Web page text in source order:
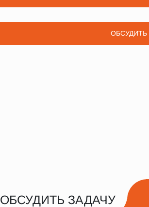
ОБСУДИТЬ
ОБСУДИТЬ ЗАДАЧУ